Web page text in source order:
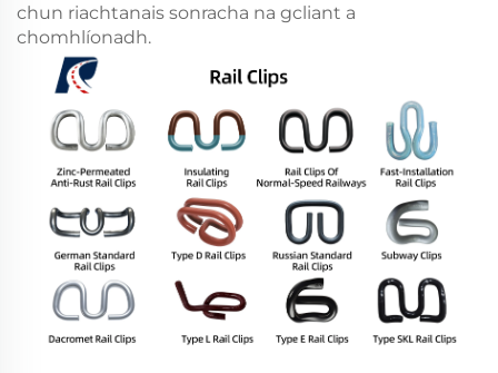
chun riachtanais sonracha na gcliant a
chomhlíonadh.